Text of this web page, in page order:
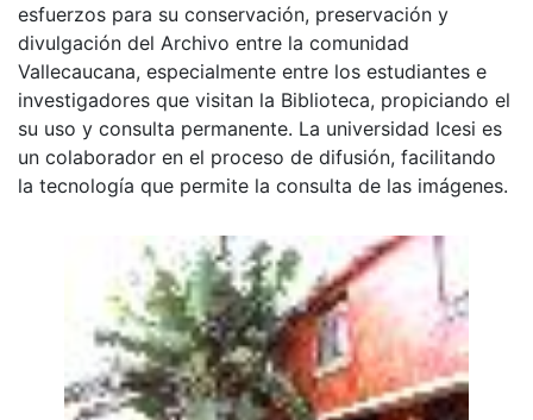
esfuerzos para su conservación, preservación y
divulgación del Archivo entre la comunidad
Vallecaucana, especialmente entre los estudiantes e
investigadores que visitan la Biblioteca, propiciando el
su uso y consulta permanente. La universidad Icesi es
un colaborador en el proceso de difusión, facilitando
la tecnología que permite la consulta de las imágenes.